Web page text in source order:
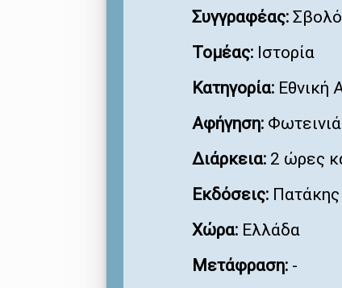
Συγγραφέας:
Τομέας: Ιστορία
Κατηγορία: Εθνική
Αφήγηση:
Διάρκεια: 2 ώρες
Εκδόσεις: Πατάκης
Χώρα: Ελλάδα
Μετάφραση: -